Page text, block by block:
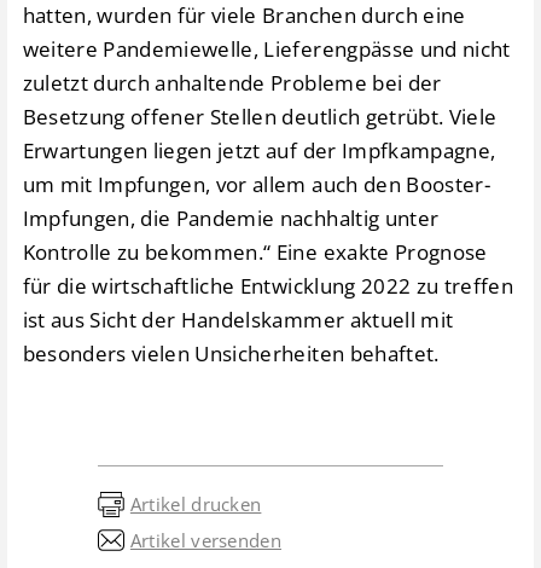
hatten, wurden für viele Branchen durch eine
weitere Pandemiewelle, Lieferengpässe und nicht
zuletzt durch anhaltende Probleme bei der
Besetzung offener Stellen deutlich getrübt. Viele
Erwartungen liegen jetzt auf der Impfkampagne,
um mit Impfungen, vor allem auch den Booster-
Impfungen, die Pandemie nachhaltig unter
Kontrolle zu bekommen.“ Eine exakte Prognose
für die wirtschaftliche Entwicklung 2022 zu treffen
ist aus Sicht der Handelskammer aktuell mit
besonders vielen Unsicherheiten behaftet.
Artikel drucken
Artikel versenden